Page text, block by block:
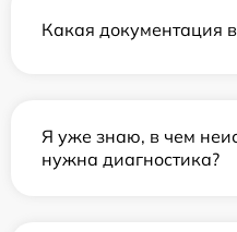
Какая документация
Я уже знаю, в чем
нужна диагностика?